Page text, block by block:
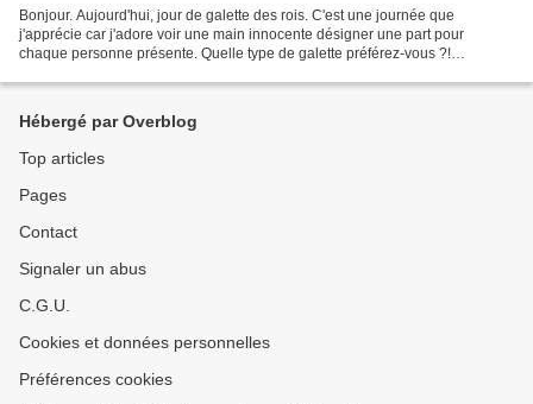
Bonjour. Aujourd'hui, jour de galette des rois. C'est une journée que
j'apprécie car j'adore voir une main innocente désigner une part pour
chaque personne présente. Quelle type de galette préférez-vous ?!
Hébergé par Overblog
Top articles
Pages
Contact
Signaler un abus
C.G.U.
Cookies et données personnelles
Préférences cookies